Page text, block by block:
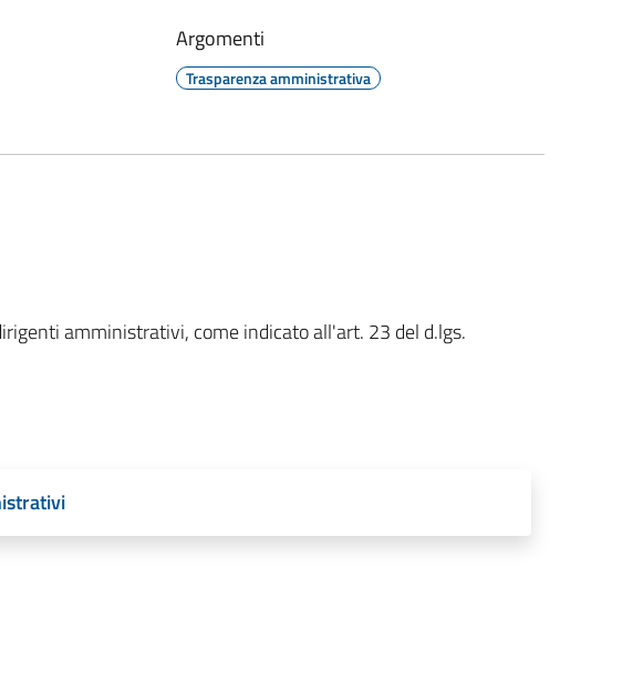
Argomenti
Trasparenza amministrativa
amministrativi, come indicato all'art. 23 del d.lgs.